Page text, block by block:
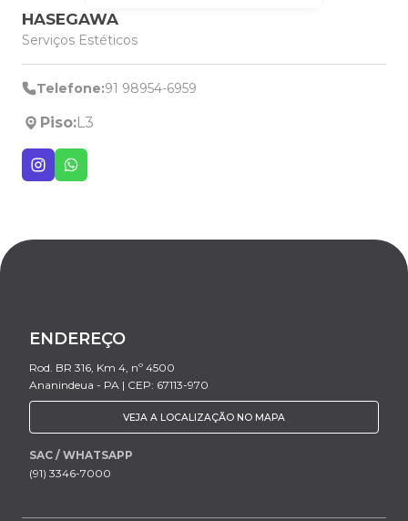
HASEGAWA
Serviços Estéticos
Telefone:91 98954-6959
Piso:L3
ENDEREÇO
Rod. BR 316, Km 4, nº 4500
Ananindeua - PA | CEP: 67113-970
VEJA A LOCALIZAÇÃO NO MAPA
SAC / WHATSAPP
(91) 3346-7000